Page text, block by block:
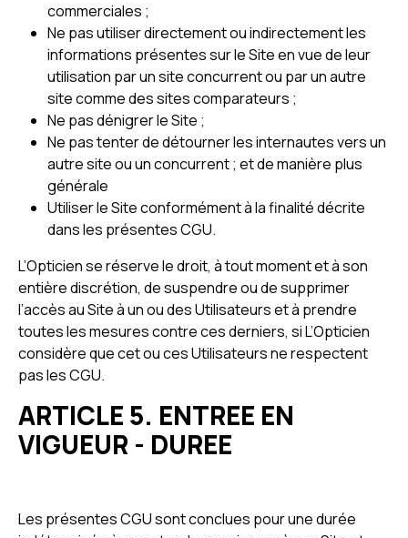
commerciales ;
Ne pas utiliser directement ou indirectement les
informations présentes sur le Site en vue de leur
utilisation par un site concurrent ou par un autre
site comme des sites comparateurs ;
Ne pas dénigrer le Site ;
Ne pas tenter de détourner les internautes vers un
autre site ou un concurrent ; et de manière plus
générale
Utiliser le Site conformément à la finalité décrite
dans les présentes CGU.
L’Opticien se réserve le droit, à tout moment et à son
entière discrétion, de suspendre ou de supprimer
l’accès au Site à un ou des Utilisateurs et à prendre
toutes les mesures contre ces derniers, si L’Opticien
considère que cet ou ces Utilisateurs ne respectent
pas les CGU.
ARTICLE 5. ENTREE EN
VIGUEUR - DUREE
Les présentes CGU sont conclues pour une durée